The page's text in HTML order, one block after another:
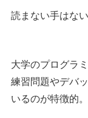
読まない手はない
大学のプログラ
練習問題やデバ
いるのが特徴的。